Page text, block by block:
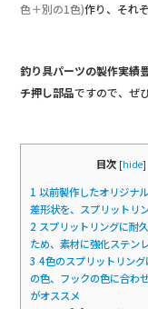
色＋別の1色)作り、それ
釣り具パーツの製作実績
チ押し部品ですので、ぜ
目次 [hide]
1 以前製作したオリジナ
差形状を、スプリットリ
2 スプリットリングに耐
ため、素材に強化ステン
3 4色のスプリットリン
の色、フックの色に合わ
がオススメ